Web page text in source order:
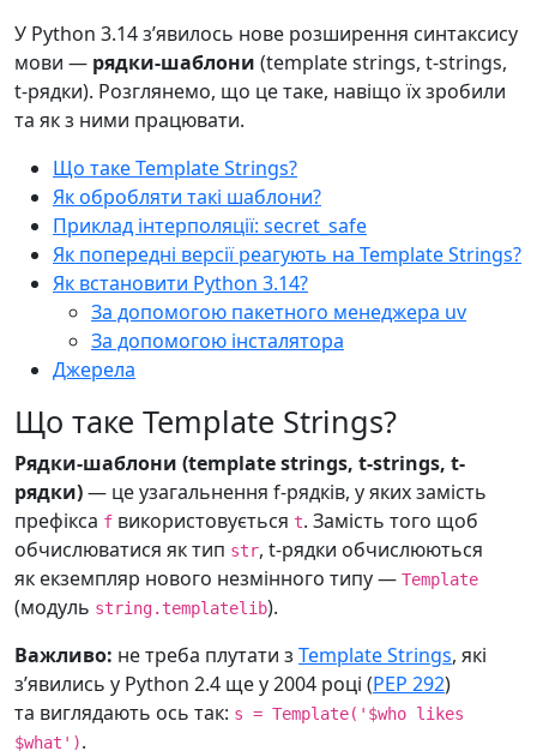
У Python 3.14 зʼявилось нове розширення синтаксису
мови — рядки-шаблони (template strings, t-strings,
t-рядки). Розглянемо, що це таке, навіщо їх зробили
та як з ними працювати.
Що таке Template Strings?
Як обробляти такі шаблони?
Приклад інтерполяції: secret_safe
Як попередні версії реагують на Template Strings?
Як встановити Python 3.14?
За допомогою пакетного менеджера uv
За допомогою інсталятора
Джерела
Що таке Template Strings?
Рядки-шаблони (template strings, t-strings, t-
рядки)— це узагальнення f-рядків, у яких замість
префікса f використовується t. Замість того щоб
обчислюватися як тип str, t-рядки обчислюються
як екземпляр нового незмінного типу — Template
(модуль string.templatelib).
Важливо: не треба плутати з Template Strings, які
зʼявились у Python 2.4 ще у 2004 році (PEP 292)
та виглядають ось так: s = Template('$who likes
$what').